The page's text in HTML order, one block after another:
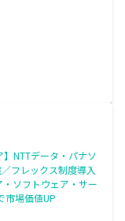
NTTデータ・パナソ
フレックス制度導入
ソフトウェア・サー
市場価値UP